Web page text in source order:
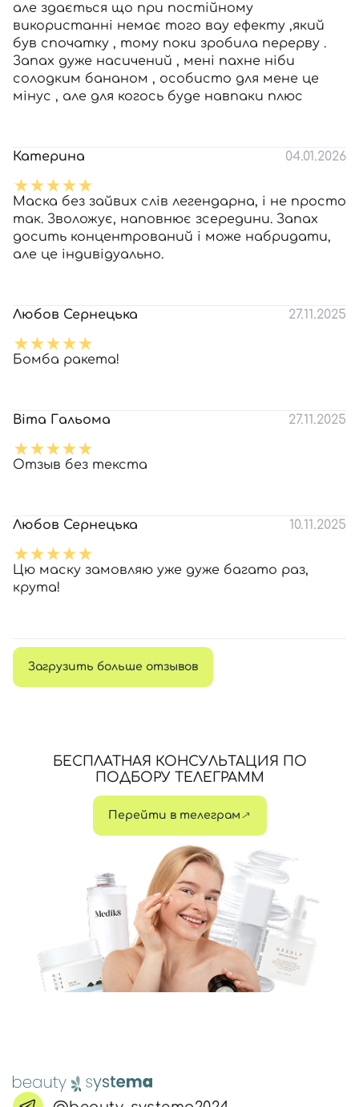
але здається що при постійному
використанні немає того вау ефекту ,який
був спочатку , тому поки зробила перерву .
Запах дуже насичений , мені пахне ніби
солодким бананом , особисто для мене це
мінус , але для когось буде навпаки плюс
Катерина 04.01.2026
Маска без зайвих слів легендарна, і не просто
так. Зволожує, наповнює зсередини. Запах
досить концентрований і може набридати,
але це індивідуально.
Любов Сернецька 27.11.2025
Бомба ракета!
Віта Гальома 27.11.2025
Отзыв без текста
Любов Сернецька 10.11.2025
Цю маску замовляю уже дуже багато раз,
крута!
Загрузить больше отзывов
БЕСПЛАТНАЯ КОНСУЛЬТАЦИЯ ПО
ПОДБОРУ ТЕЛЕГРАММ
Перейти в телеграм